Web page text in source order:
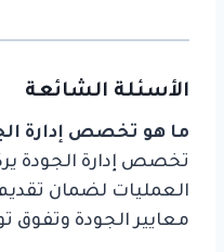
الأسئلة الشائعة
ما هو تخصص إدارة
تخصص إدارة الجودة
العمليات لضمان
معايير الجودة وتفوق